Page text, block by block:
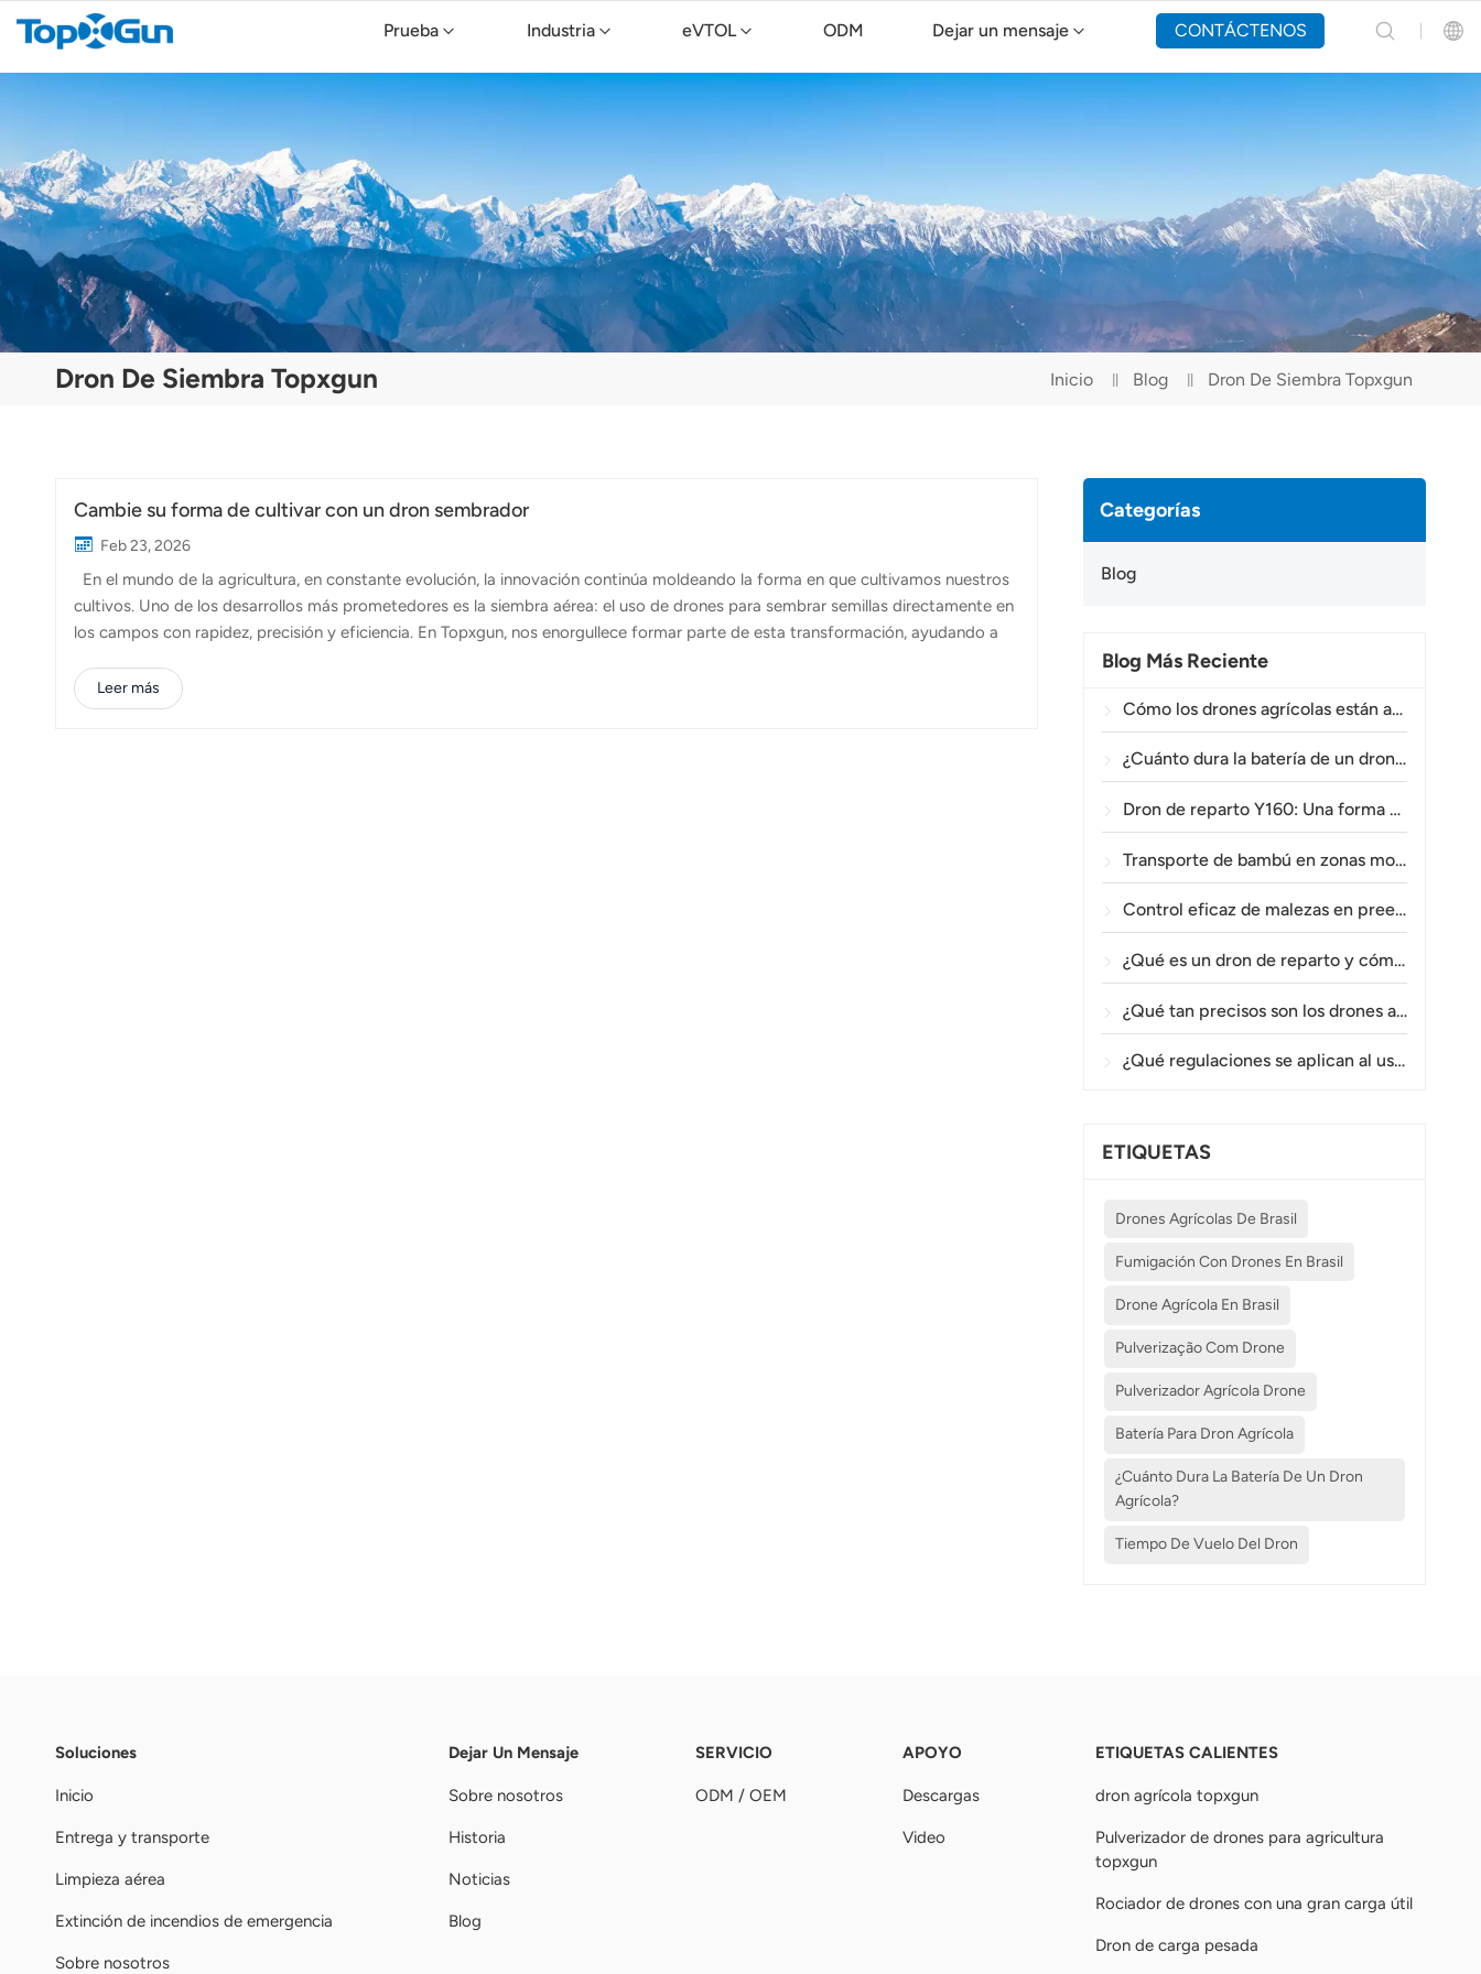
Prueba Industria eVTOL ODM Dejar un mensaje CONTÁCTENOS
Русский
Português(Portugal)
Português(Brasil)
Türkçe
Dron De Siembra Topxgun Inicio Blog Dron De Siembra Topxgun
Categorías
Blog
Blog Más Reciente
Cómo los drones agrícolas están ayudando a los agricultores brasileños a mejorar las operaciones de fumigación de cultivos.
¿Cuánto dura la batería de un dron agrícola?
Dron de reparto Y160: Una forma más segura y eficiente de transportar materiales para torres eléctricas en terrenos montañosos.
Transporte de bambú en zonas montañosas: Cómo el TOPXGUN Y160 abre una nueva ruta desde el bosque hasta el punto de recogida.
Control eficaz de malezas en preemergencia en trigo con el dron agrícola A80.
¿Qué es un dron de reparto y cómo funciona la entrega mediante drones?
¿Qué tan precisos son los drones agrícolas en la pulverización y el monitoreo de cultivos?
¿Qué regulaciones se aplican al uso de drones agrícolas en diferentes países?
ETIQUETAS
Drones Agrícolas De Brasil
Fumigación Con Drones En Brasil
Drone Agrícola En Brasil
Pulverização Com Drone
Pulverizador Agrícola Drone
Batería Para Dron Agrícola
¿Cuánto Dura La Batería De Un Dron
Agrícola?
Tiempo De Vuelo Del Dron
Cambie su forma de cultivar con un dron sembrador
Feb 23, 2026
En el mundo de la agricultura, en constante evolución, la innovación continúa moldeando la forma en que cultivamos nuestros
cultivos. Uno de los desarrollos más prometedores es la siembra aérea: el uso de drones para sembrar semillas directamente en
los campos con rapidez, precisión y eficiencia. En Topxgun, nos enorgullece formar parte de esta transformación, ayudando a
agrícolas. La siembra aérea consiste en distribuir semillas sobre el terreno mediante equipos voladores, tradicionalmente
realizados con aviones o helicópteros. Ahora, con el auge de los drones a...
Leer más
Soluciones
Inicio
Entrega y transporte
Limpieza aérea
Extinción de incendios de emergencia
Sobre nosotros
Dejar Un Mensaje
Sobre nosotros
Historia
Noticias
Blog
SERVICIO
ODM / OEM
APOYO
Descargas
Video
ETIQUETAS CALIENTES
dron agrícola topxgun
Pulverizador de drones para agricultura
topxgun
Rociador de drones con una gran carga útil
Dron de carga pesada